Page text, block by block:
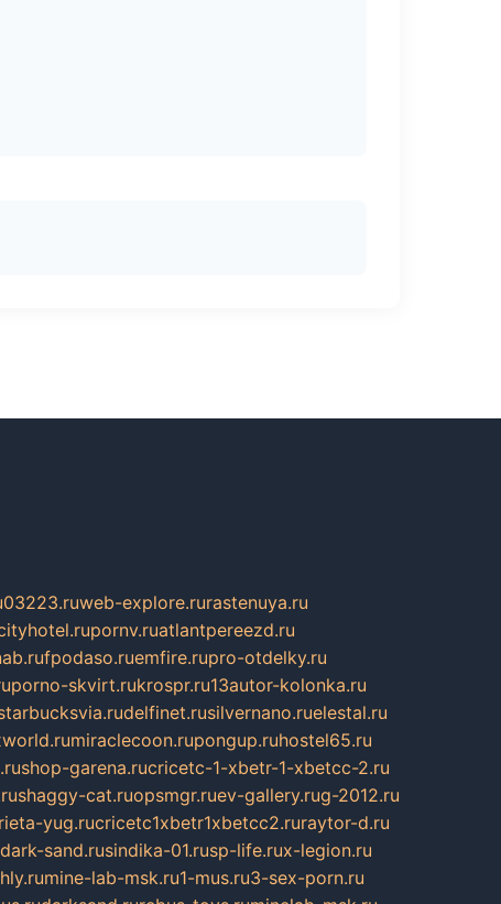
03223.ruweb-explore.rurastenuya.ru
pornv.ruatlantpereezd.ru
fpodaso.ruemfire.rupro-otdelky.ru
porno-skvirt.rukrospr.ru13autor-kolonka.ru
delfinet.rusilvernano.ruelestal.ru
miraclecoon.rupongup.ruhostel65.ru
shop-garena.rucricetc-1-xbetr-1-xbetcc-2.ru
shaggy-cat.ruopsmgr.ruev-gallery.rug-2012.ru
yug.rucricetc1xbetr1xbetcc2.ruraytor-d.ru
dark-sand.rusindika-01.rusp-life.rux-legion.ru
mine-lab-msk.ru1-mus.ru3-sex-porn.ru